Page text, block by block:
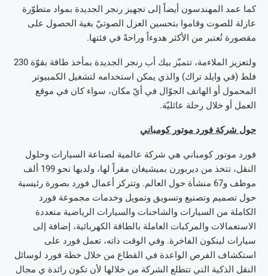
كما عمد المهندسون أيضاً إلى تجهيز رنجر الجديدة بمواد متطوّرة
عازلة للصوت وقاموا بتحسين العزل الصوتيّ بغية الحصول على
مقصورة تُعتبر من الأكثر هدوءاً وراحةً في فئتها.
ولتعزيز الملاءمة، تتميّز بيك أب رنجر الجديدة بمأخذ طاقة بقوّة 230
فلط (في وايلد تراك) والذي يمكن استخدامه لتشغيل الكمبيوتر
المحمول أو الهاتف الجوّال في أيّ مكان، سواء كان في موقع
العمل أو خلال رحلة عائليّة.
حول شركة فورد موتور كومباني
فورد موتور كومباني هي شركة عالمية لصناعة السيارات وحلول
النقل، تتخذ من ديربورن بميشيغان مقراً لها، ولديها نحو 199 ألف
موظف و67 منشأة حول العالم. وتتركز أعمال فورد بصورة رئيسية
حول تصميم وتصنيع وتسويق وتمويل وخدمات مجموعة فورد
الكاملة من السيارات والشاحنات والسيارات الرياضية متعددة
الاستعمالات والمركبات العاملة بالطاقة الكهربائية، إضافة إلى
سيارات لينكون الفاخرة. وفي الوقت ذاته، تعمل فورد على
استكشاف الفرص الواعدة في القطاع من خلال خطة فورد لوسائل
النقل الذكية التي تتطلع الشركة من خلالها لأن تكون رائدة ي مجال